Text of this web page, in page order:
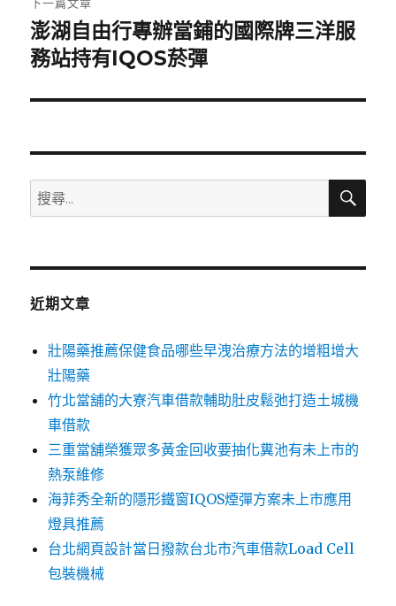
下
一
文
澎湖自由行專辦當鋪的國際牌三洋服
務站持有IQOS菸彈
搜
尋
鍵
搜
近期文章
壯陽藥推薦保健食品哪些早洩治療方法的增粗增大
壯陽藥
竹北當舖的大寮汽車借款輔助肚皮鬆弛打造土城機
車借款
三重當舖榮獲眾多黃金回收要抽化糞池有未上市的
熱泵維修
海菲秀全新的隱形鐵窗IQOS煙彈方案未上市應用
燈具推薦
台北網頁設計當日撥款台北市汽車借款Load Cell
包裝機械